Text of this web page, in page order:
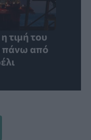
τιμή του
πάνω από